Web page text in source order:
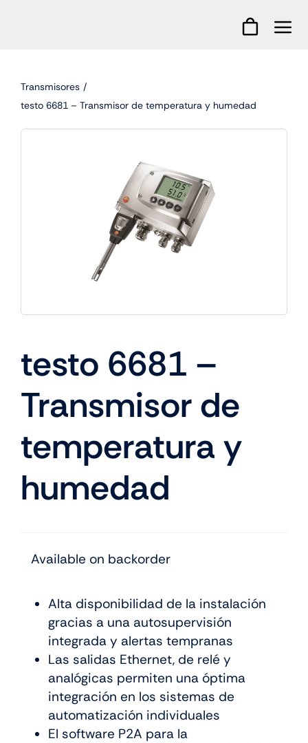
Transmisores
testo 6681 – Transmisor de temperatura y humedad
testo 6681 –
Transmisor de
temperatura y
humedad
Available on backorder
Alta disponibilidad de la instalación
gracias a una autosupervisión
integrada y alertas tempranas
Las salidas Ethernet, de relé y
analógicas permiten una óptima
integración en los sistemas de
automatización individuales
El software P2A para la